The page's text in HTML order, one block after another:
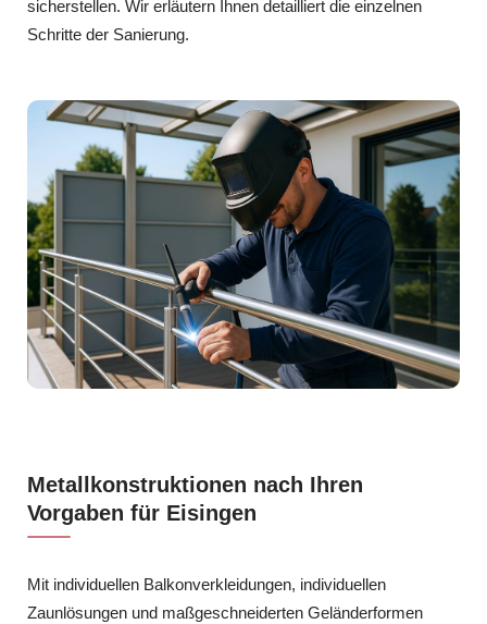
sicherstellen. Wir erläutern Ihnen detailliert die einzelnen
Schritte der Sanierung.
Metallkonstruktionen nach Ihren
Vorgaben für Eisingen
Mit individuellen Balkonverkleidungen, individuellen
Zaunlösungen und maßgeschneiderten Geländerformen